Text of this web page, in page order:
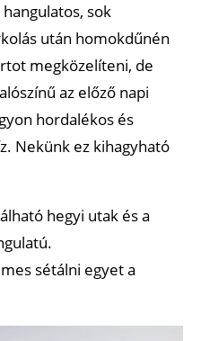
sok
után homokdűnén
megközelíteni, de
az előző napi
hordalékos és
Nekünk ez kihagyható
hegyi utak és a
sétálni egyet a